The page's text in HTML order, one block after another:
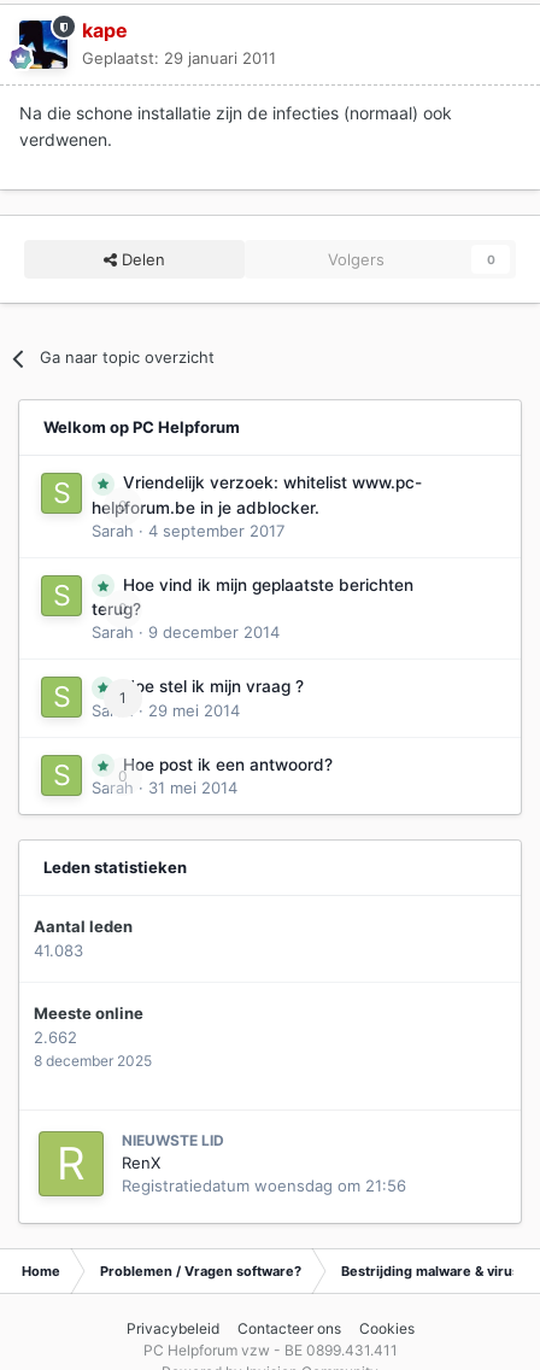
kape
Geplaatst: 29 januari 2011
Na die schone installatie zijn de infecties (normaal) ook
verdwenen.
Delen Volgers 0
Ga naar topic overzicht
Welkom op PC Helpforum
0
Vriendelijk verzoek: whitelist www.pc-
helpforum.be in je adblocker.
Sarah · 4 september 2017
0
Hoe vind ik mijn geplaatste berichten
terug?
Sarah · 9 december 2014
1
Hoe stel ik mijn vraag ?
Sarah
· 29 mei 2014
0
Hoe post ik een antwoord?
Sarah · 31 mei 2014
Leden statistieken
Aantal leden
41.083
Meeste online
2.662
8 december 2025
NIEUWSTE LID
RenX
Registratiedatum woensdag om 21:56
Home Problemen / Vragen software? Bestrijding malware &
Privacybeleid Contacteer ons
Cookies
PC Helpforum vzw - BE 0899.431.411